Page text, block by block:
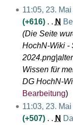
11:05, 23.
+616
N
Die Seite
HochN-Wiki -
Wissen für
DG HochN-
Bearbeitung
11:03, 23.
+507
N